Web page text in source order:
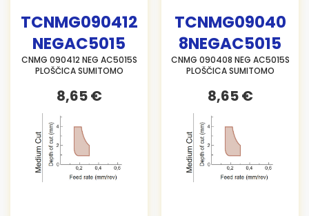
TCNMG090412
NEGAC5015
CNMG 090412 NEG AC5015S
PLOŠČICA SUMITOMO
8,65 €
TCNMG09040
8NEGAC5015
CNMG 090408 NEG AC5015S
PLOŠČICA SUMITOMO
8,65 €